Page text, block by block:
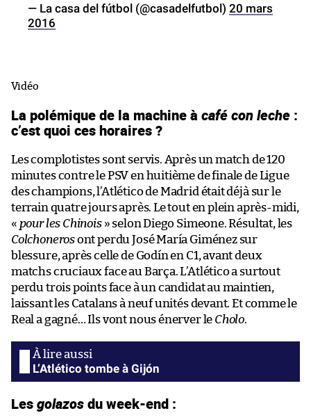
— La casa del fútbol (@casadelfutbol) 20 mars
2016
Vidéo
La polémique de la machine àcafé con leche :
c’est quoi ces horaires ?
Les complotistes sont servis. Après un match de 120
minutes contre le PSV en huitième de finale de Ligue
des champions, l’Atlético de Madrid était déjà sur le
terrain quatre jours après. Le tout en plein après-midi,
« pour les Chinois» selon Diego Simeone. Résultat, les
Colchonerosont perdu José María Giménez sur
blessure, après celle de Godín en C1, avant deux
matchs cruciaux face au Barça. L’Atlético a surtout
perdu trois points face à un candidat au maintien,
laissant les Catalans à neuf unités devant. Et comme le
Real a gagné… Ils vont nous énerver le Cholo.
L’Atlético tombe à Gijón
Lesgolazosdu week-end :